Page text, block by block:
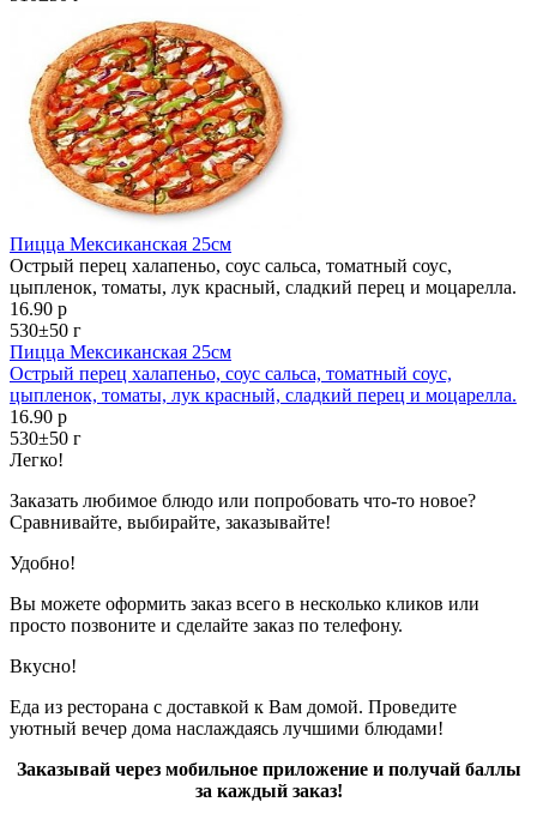
Пицца Мексиканская 25см
Острый перец халапеньо, соус сальса, томатный соус,
цыпленок, томаты, лук красный, сладкий перец и моцарелла.
16.90 р
530±50 г
Пицца Мексиканская 25см
Острый перец халапеньо, соус сальса, томатный соус,
цыпленок, томаты, лук красный, сладкий перец и моцарелла.
16.90 р
530±50 г
Легко!
Заказать любимое блюдо или попробовать что-то новое?
Сравнивайте, выбирайте, заказывайте!
Удобно!
Вы можете оформить заказ всего в несколько кликов или
просто позвоните и сделайте заказ по телефону.
Вкусно!
Еда из ресторана с доставкой к Вам домой. Проведите
уютный вечер дома наслаждаясь лучшими блюдами!
Заказывай через мобильное приложение и получай баллы
за каждый заказ!